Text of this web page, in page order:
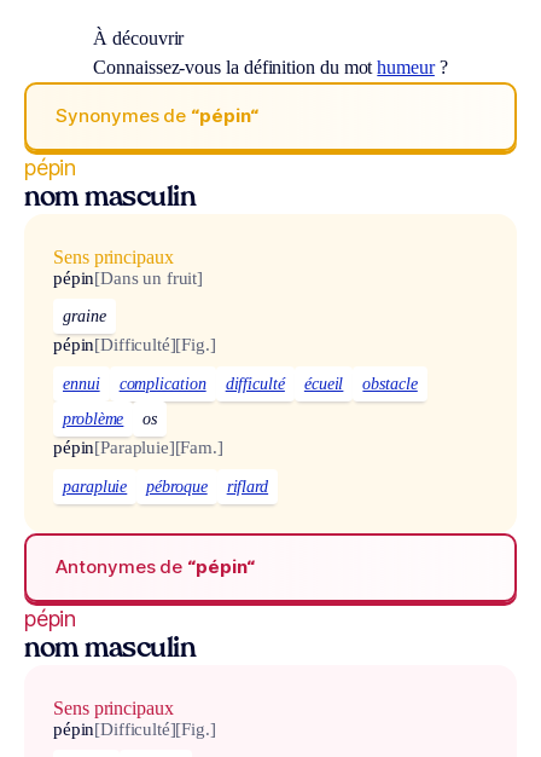
À découvrir
Connaissez-vous la définition du mothumeur?
Synonymes de “pépin“
pépin
nom masculin
Sens principaux
pépin[Dans un fruit]
graine
pépin[Difficulté][Fig.]
ennui complication difficulté écueil
obstacle
problème
os
pépin[Parapluie][Fam.]
parapluie pébroque riflard
Antonymes de “pépin“
pépin
nom masculin
Sens principaux
pépin[Difficulté][Fig.]